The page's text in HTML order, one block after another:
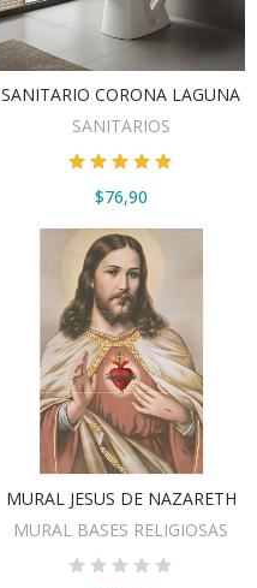
VER OPCIONES
SANITARIO CORONA LAGUNA
SANITARIOS
$76,90
VER OPCIONES
MURAL JESUS DE NAZARETH
MURAL BASES RELIGIOSAS